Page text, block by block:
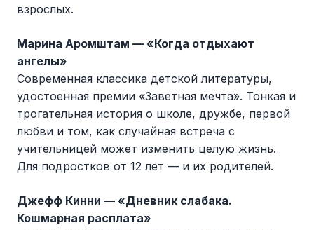
взрослых.
Марина Аромштам — «Когда отдыхают
ангелы»
Современная классика детской литературы,
удостоенная премии «Заветная мечта». Тонкая и
трогательная история о школе, дружбе, первой
любви и том, как случайная встреча с
учительницей может изменить целую жизнь.
Для подростков от 12 лет — и их родителей.
Джефф Кинни — «Дневник слабака.
Кошмарная расплата»